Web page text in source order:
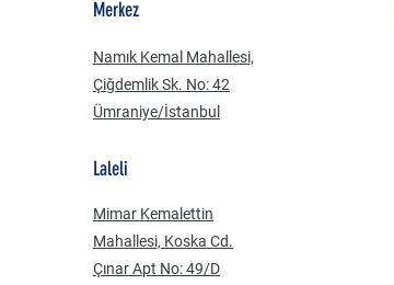
Merkez
Namık Kemal Mahallesi,
Çiğdemlik Sk. No: 42
Ümraniye/İstanbul
Laleli
Mimar Kemalettin
Mahallesi, Koska Cd.
Çınar Apt No: 49/D